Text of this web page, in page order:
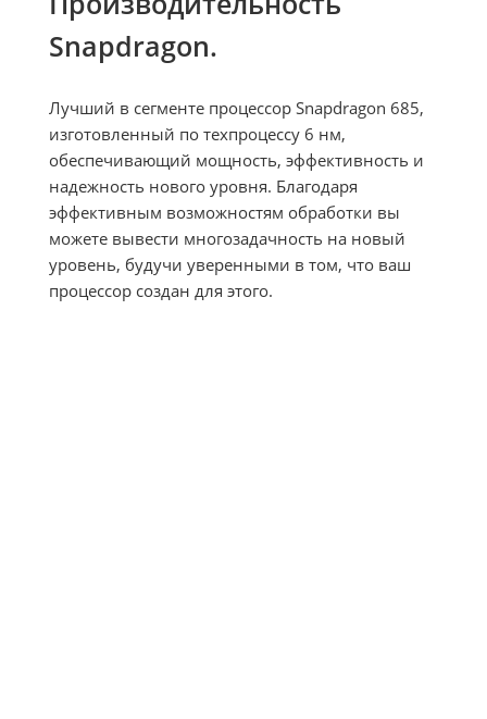
Snapdragon.
Лучший в сегменте процессор Snapdragon 685,
изготовленный по техпроцессу 6 нм,
обеспечивающий мощность, эффективность и
надежность нового уровня. Благодаря
эффективным возможностям обработки вы
можете вывести многозадачность на новый
уровень, будучи уверенными в том, что ваш
процессор создан для этого.